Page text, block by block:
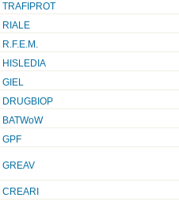
TRAFIPROT
RIALE
R.F.E.M.
HISLEDIA
GIEL
DRUGBIOP
BATWoW
GPF
GREAV
CREARI